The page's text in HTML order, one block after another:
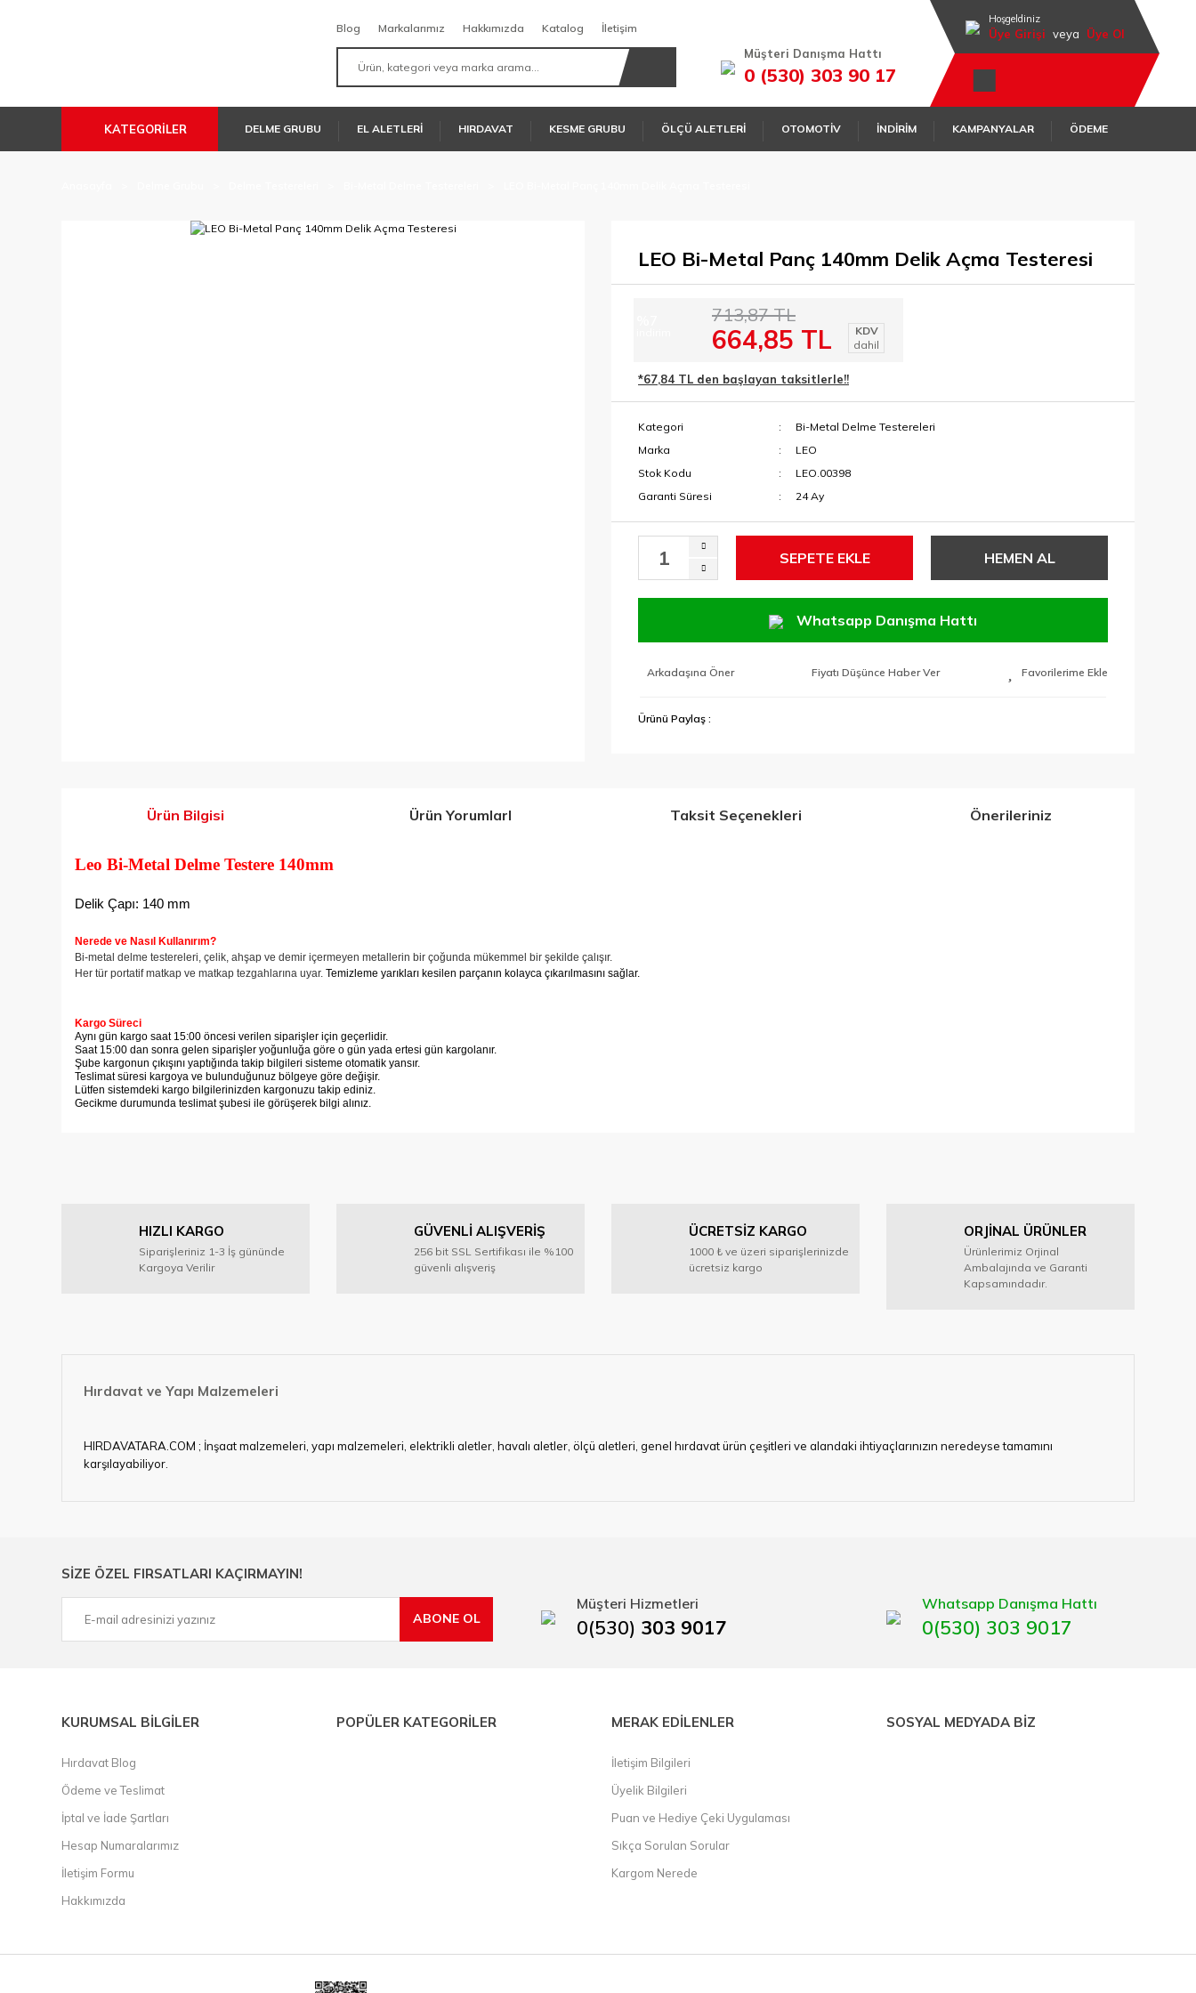
Blog Markalarımız Hakkımızda Katalog İletişim
Müşteri Danışma Hattı
0 (530) 303 90 17
Hoşgeldiniz
Üye Girişi veya Üye Ol
KATEGORİLER DELME GRUBU EL ALETLERİ HIRDAVAT KESME GRUBU ÖLÇÜ ALETLERİ OTOMOTİV İNDİRİM KAMPANYALAR ÖDEME
LEO Bi-Metal Panç 140mm Delik Açma Testeresi
713,87 TL
664,85 TL
KDV
dahil
*67,84 TL den başlayan taksitlerle!!
Kategori
Bi-Metal Delme Testereleri
Marka
LEO
Stok Kodu
LEO.00398
Garanti Süresi
24 Ay
SEPETE EKLE HEMEN AL
Whatsapp Danışma Hattı
Arkadaşına Öner Fiyatı Düşünce Haber Ver
Ürünü Paylaş :
Ürün Bilgisi Ürün YorumlarI Taksit Seçenekleri Önerileriniz
Leo Bi-Metal Delme Testere 140mm
Delik Çapı: 140 mm
Nerede ve Nasıl Kullanırım?
Bi-metal delme testereleri, çelik, ahşap ve demir içermeyen metallerin bir çoğunda mükemmel bir şekilde çalışır.
Her tür portatif matkap ve matkap tezgahlarına uyar. Temizleme yarıkları kesilen parçanın kolayca çıkarılmasını sağlar.
Kargo Süreci
Aynı gün kargo saat 15:00 öncesi verilen siparişler için geçerlidir.
Saat 15:00 dan sonra gelen siparişler yoğunluğa göre o gün yada ertesi gün kargolanır.
Şube kargonun çıkışını yaptığında takip bilgileri sisteme otomatik yansır.
Teslimat süresi kargoya ve bulunduğunuz bölgeye göre değişir.
Lütfen sistemdeki kargo bilgilerinizden kargonuzu takip ediniz.
Gecikme durumunda teslimat şubesi ile görüşerek bilgi alınız.
Ürün bilgilerinde hatalar bulunuyor.
HIZLI KARGO
Siparişleriniz 1-3 İş gününde
Kargoya Verilir
GÜVENLİ ALIŞVERİŞ
256 bit SSL Sertifikası ile %100
güvenli alışveriş
ÜCRETSİZ KARGO
1000 ₺ ve üzeri siparişlerinizde
ücretsiz kargo
ORJİNAL ÜRÜNLER
Ürünlerimiz Orjinal
Ambalajında ve Garanti
Kapsamındadır.
Hırdavat ve Yapı Malzemeleri
HIRDAVATARA.COM ; İnşaat malzemeleri, yapı malzemeleri, elektrikli aletler, havalı aletler, ölçü aletleri, genel hırdavat ürün çeşitleri ve alandaki ihtiyaçlarınızın neredeyse tamamını
karşılayabiliyor.
çelik cetvel, tel fırça, kalem havya, karot uç, pafta takımları, boru kesiciler, çektirme, kablo makası, pürmüz, lazerli mesafe ölçme.
SİZE ÖZEL FIRSATLARI KAÇIRMAYIN!
ABONE OL
Müşteri Hizmetleri
0(530) 303 9017
Whatsapp Danışma Hattı
0(530) 303 9017
KURUMSAL BİLGİLER
Hırdavat Blog
Ödeme ve Teslimat
İptal ve İade Şartları
Hesap Numaralarımız
İletişim Formu
Hakkımızda
POPÜLER KATEGORİLER MERAK EDİLENLER
İletişim Bilgileri
Üyelik Bilgileri
Puan ve Hediye Çeki Uygulaması
Sıkça Sorulan Sorular
Kargom Nerede
SOSYAL MEDYADA BİZ